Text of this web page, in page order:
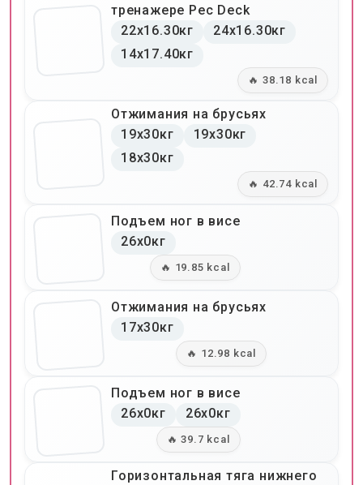
тренажере Pec Deck
22x16.30кг
24x16.30кг
14x17.40кг
🔥 38.18 kcal
Отжимания на брусьях
19x30кг
19x30кг
18x30кг
🔥 42.74 kcal
Подъем ног в висе
26x0кг
🔥 19.85 kcal
Отжимания на брусьях
17x30кг
🔥 12.98 kcal
Подъем ног в висе
26x0кг
26x0кг
🔥 39.7 kcal
Горизонтальная тяга нижнего